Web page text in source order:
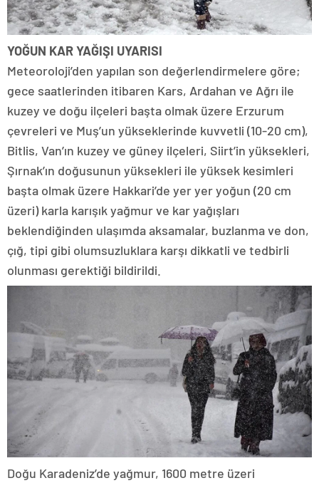
YOĞUN KAR YAĞIŞI UYARISI
Meteoroloji’den yapılan son değerlendirmelere göre;
gece saatlerinden itibaren Kars, Ardahan ve Ağrı ile
kuzey ve doğu ilçeleri başta olmak üzere Erzurum
çevreleri ve Muş’un yükseklerinde kuvvetli (10-20 cm),
Bitlis, Van’ın kuzey ve güney ilçeleri, Siirt’in yüksekleri,
Şırnak’ın doğusunun yüksekleri ile yüksek kesimleri
başta olmak üzere Hakkari’de yer yer yoğun (20 cm
üzeri) karla karışık yağmur ve kar yağışları
beklendiğinden ulaşımda aksamalar, buzlanma ve don,
çığ, tipi gibi olumsuzluklara karşı dikkatli ve tedbirli
olunması gerektiği bildirildi.
Doğu Karadeniz’de yağmur, 1600 metre üzeri